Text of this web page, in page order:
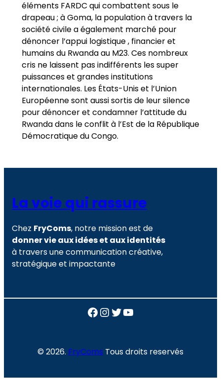
éléments FARDC qui combattent sous le
drapeau ; à Goma, la population à travers la
société civile a également marché pour
dénoncer l’appui logistique , financier et
humains du Rwanda au M23. Ces nombreux
cris ne laissent pas indifférents les super
puissances et grandes institutions
internationales. Les États-Unis et l’Union
Européenne sont aussi sortis de leur silence
pour dénoncer et condamner l’attitude du
Rwanda dans le conflit à l’Est de la République
Démocratique du Congo.
La voie qui rassure
Chez FryComs, notre mission est de
donner vie aux idées et aux identités
à travers une communication créative,
stratégique et impactante
Facebook
Instagram
Twitter
YouTube
© 2026. FryComs Tous droits reservés